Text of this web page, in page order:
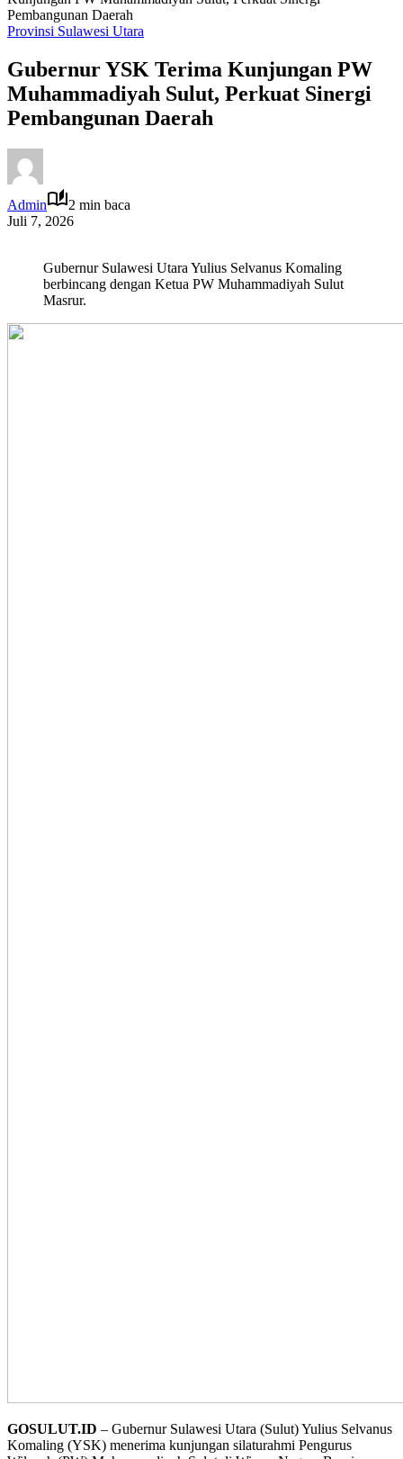
Pembangunan Daerah
Provinsi Sulawesi Utara
Gubernur YSK Terima Kunjungan PW
Muhammadiyah Sulut, Perkuat Sinergi
Pembangunan Daerah
Admin
2 min baca
Juli 7, 2026
Gubernur Sulawesi Utara Yulius Selvanus Komaling
berbincang dengan Ketua PW Muhammadiyah Sulut
Masrur.
GOSULUT.ID – Gubernur Sulawesi Utara (Sulut) Yulius Selvanus
Komaling (YSK) menerima kunjungan silaturahmi Pengurus